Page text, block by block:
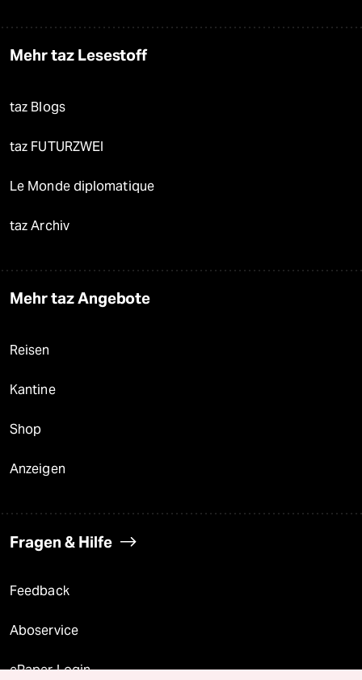
Mehr taz Lesestoff
taz Blogs
taz FUTURZWEI
Le Monde diplomatique
taz Archiv
Mehr taz Angebote
Reisen
Kantine
Shop
Anzeigen
Fragen & Hilfe
Feedback
Aboservice
ePaper Login